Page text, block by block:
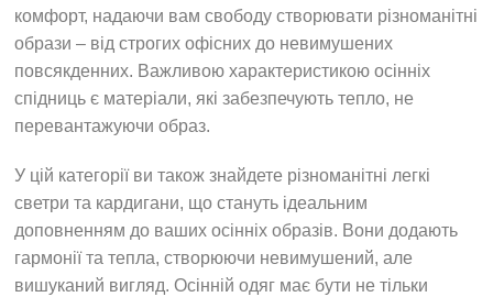
комфорт, надаючи вам свободу створювати різноманітні
образи – від строгих офісних до невимушених
повсякденних. Важливою характеристикою осінніх
спідниць є матеріали, які забезпечують тепло, не
перевантажуючи образ.
У цій категорії ви також знайдете різноманітні легкі
светри та кардигани, що стануть ідеальним
доповненням до ваших осінніх образів. Вони додають
гармонії та тепла, створюючи невимушений, але
вишуканий вигляд. Осінній одяг має бути не тільки